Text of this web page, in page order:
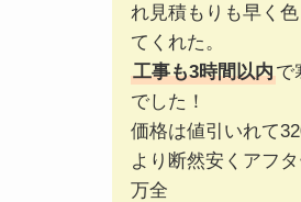
れ見積もりも早く
てくれた。
工事も3時間以内で
でした！
価格は値引いれて
より断然安くアフ
万全